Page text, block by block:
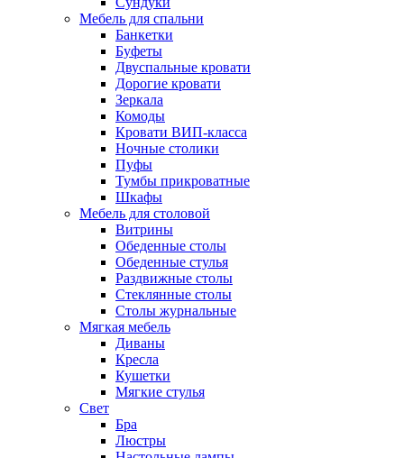
Мебель для спальни
Банкетки
Буфеты
Двуспальные кровати
Дорогие кровати
Зеркала
Комоды
Кровати ВИП-класса
Ночные столики
Пуфы
Тумбы прикроватные
Шкафы
Мебель для столовой
Витрины
Обеденные столы
Обеденные стулья
Раздвижные столы
Стеклянные столы
Столы журнальные
Мягкая мебель
Диваны
Кресла
Кушетки
Мягкие стулья
Свет
Бра
Люстры